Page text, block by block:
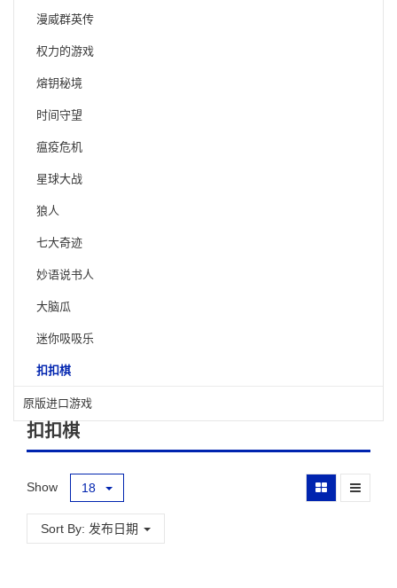
漫威群英传
权力的游戏
熔钥秘境
时间守望
瘟疫危机
星球大战
狼人
七大奇迹
妙语说书人
大脑瓜
迷你吸吸乐
扣扣棋
原版进口游戏
扣扣棋
Show 18
Sort By: 发布日期